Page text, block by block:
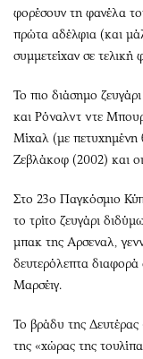
φορέσουν τη φανέλα
πρώτα αδέλφια (και
συμμετείχαν σε
Το πιο διάσημο
και Ρόναλντ ντε
Μίχαλ (με πετυχημένη
Ζεβλάκοφ (2002) και
Στο 23ο Παγκόσμιο
το τρίτο ζευγάρι
μπακ της Aρσεναλ,
δευτερόλεπτα διαφορά
Μαρσέιγ.
Το βράδυ της
της «χώρας της